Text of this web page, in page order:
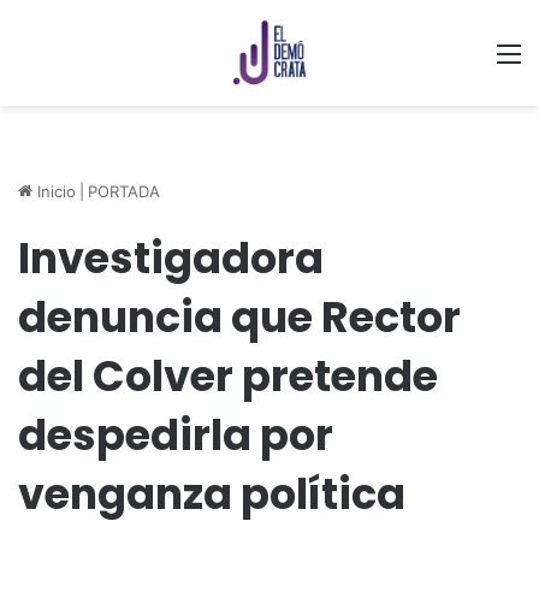
Inicio PORTADA
Investigadora
denuncia que Rector
del Colver pretende
despedirla por
venganza política